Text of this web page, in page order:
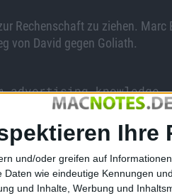
Ihre
und/oder greifen auf
wie eindeutige Kennungen
und Inhalte, Werbung und
Rechenschaft zu ziehen. Marc
von David gegen Goliath.
advertising knowledge,
Apple users for a
because the matter
The Court of
of consumers’ civil